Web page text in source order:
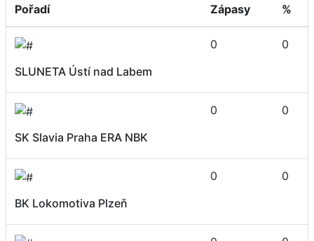
Pořadí Zápasy %
SLUNETA Ústí nad Labem
0 0
SK Slavia Praha ERA NBK
0 0
BK Lokomotiva Plzeň
0 0